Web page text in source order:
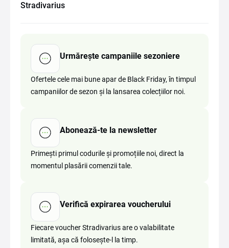
Stradivarius
Urmărește campaniile sezoniere
Ofertele cele mai bune apar de Black Friday, în timpul
campaniilor de sezon și la lansarea colecțiilor noi.
Abonează-te la newsletter
Primești primul codurile și promoțiile noi, direct la
momentul plasării comenzii tale.
Verifică expirarea voucherului
Fiecare voucher Stradivarius are o valabilitate
limitată, așa că folosește-l la timp.